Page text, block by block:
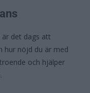
det dags att
hur nöjd du är med
och hjälper